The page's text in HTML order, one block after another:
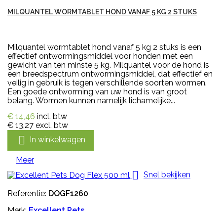
MILQUANTEL WORMTABLET HOND VANAF 5 KG 2 STUKS
Milquantel wormtablet hond vanaf 5 kg 2 stuks is een
effectief ontwormingsmiddel voor honden met een
gewicht van ten minste 5 kg. Milquantel voor de hond is
een breedspectrum ontwormingsmiddel, dat effectief en
veilig in gebruik is tegen verschillende soorten wormen.
Een goede ontworming van uw hond is van groot
belang. Wormen kunnen namelijk lichamelijke...
€ 14,46 incl. btw
€ 13,27 excl. btw
 In winkelwagen
Meer
 Snel bekijken
Referentie: DOGF1260